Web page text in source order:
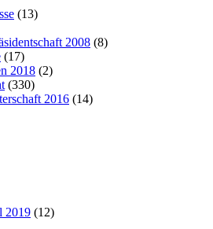
(13)
2008 (8)
(17)
2018 (2)
(330)
2016 (14)
2019 (12)